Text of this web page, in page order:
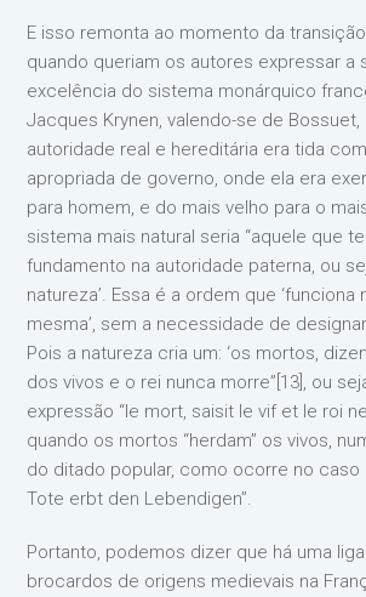
E isso remonta ao momento da
quando queriam os autores expressar a
excelência do sistema monárquico
Jacques Krynen, valendo-se de
autoridade real e hereditária era tida
apropriada de governo, onde ela era
para homem, e do mais velho para o
sistema mais natural seria “aquele que
fundamento na autoridade paterna, ou
natureza’. Essa é a ordem que ‘funciona
mesma’, sem a necessidade de
Pois a natureza cria um: ‘os mortos,
dos vivos e o rei nunca morre”[13], ou
expressão “le mort, saisit le vif et le roi
quando os mortos “herdam” os vivos,
do ditado popular, como ocorre no caso
Tote erbt den Lebendigen”.
Portanto, podemos dizer que há uma
brocardos de origens medievais na